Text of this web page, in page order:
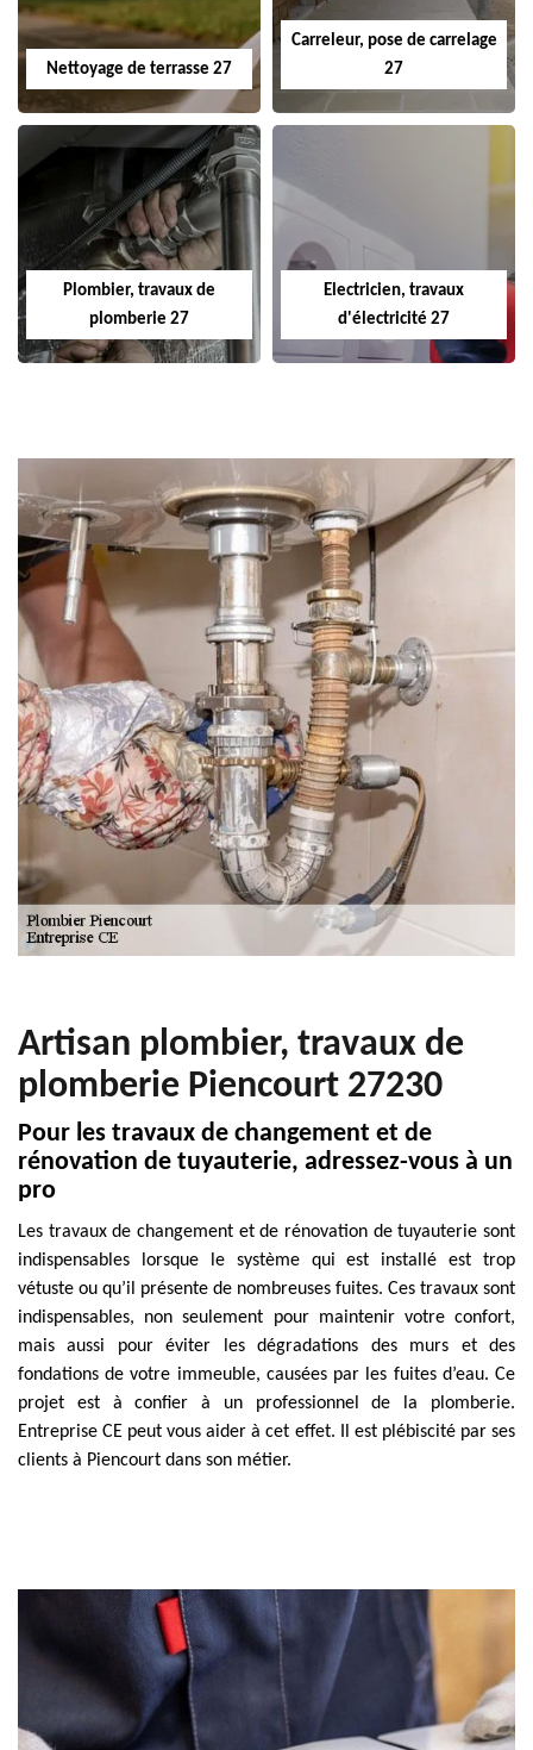
Nettoyage de terrasse 27
Carreleur, pose de carrelage
27
Plombier, travaux de
plomberie 27
Electricien, travaux
d'électricité 27
Artisan plombier, travaux de
plomberie Piencourt 27230
Pour les travaux de changement et de
rénovation de tuyauterie, adressez-vous à un
pro
Les travaux de changement et de rénovation de tuyauterie sont
indispensables lorsque le système qui est installé est trop
vétuste ou qu’il présente de nombreuses fuites. Ces travaux sont
indispensables, non seulement pour maintenir votre confort,
mais aussi pour éviter les dégradations des murs et des
fondations de votre immeuble, causées par les fuites d’eau. Ce
projet est à confier à un professionnel de la plomberie.
Entreprise CE peut vous aider à cet effet. Il est plébiscité par ses
clients à Piencourt dans son métier.